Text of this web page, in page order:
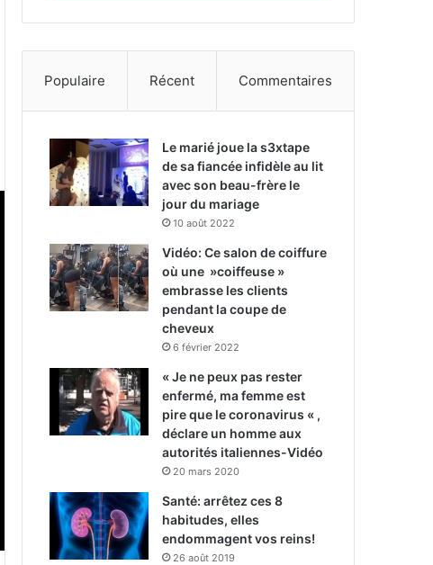
Populaire Récent Commentaires
Le marié joue la s3xtape
de sa fiancée infidèle au lit
avec son beau-frère le
jour du mariage
10 août 2022
Vidéo: Ce salon de coiffure
où une »coiffeuse »
embrasse les clients
pendant la coupe de
cheveux
6 février 2022
« Je ne peux pas rester
enfermé, ma femme est
pire que le coronavirus « ,
déclare un homme aux
autorités italiennes-Vidéo
20 mars 2020
Santé: arrêtez ces 8
habitudes, elles
endommagent vos reins!
26 août 2019